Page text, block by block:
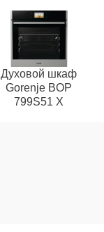
Духовой шкаф
Gorenje BOP
799S51 X